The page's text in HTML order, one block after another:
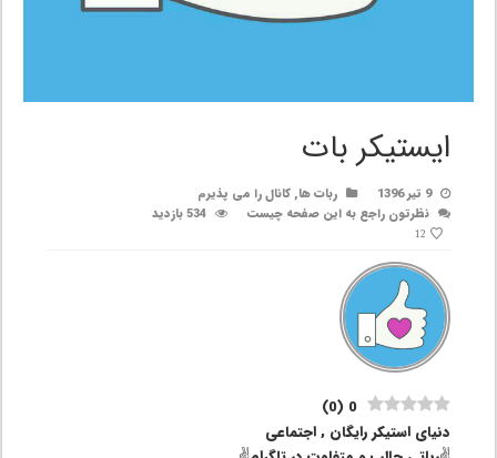
ایستیکر بات
9 تیر 1396 ربات ها,کانال را می پذیرم
نظرتون راجع به این صفحه چیست
534 بازدید
12
0
(
0
)
دنیای استیکر رایگان , اجتماعی